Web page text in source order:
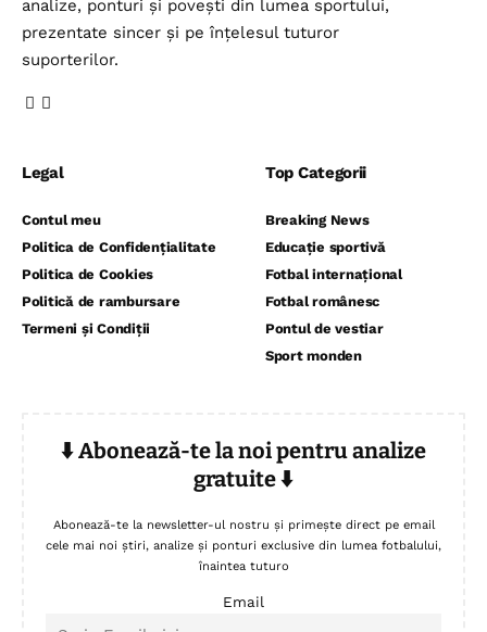
analize, ponturi și povești din lumea sportului,
prezentate sincer și pe înțelesul tuturor
suporterilor.
Legal
Contul meu
Politica de Confidențialitate
Politica de Cookies
Politică de rambursare
Termeni și Condiții
Top Categorii
Breaking News
Educație sportivă
Fotbal internațional
Fotbal românesc
Pontul de vestiar
Sport monden
⬇️ Abonează-te la noi pentru analize
gratuite ⬇️
Abonează-te la newsletter-ul nostru și primește direct pe email
cele mai noi știri, analize și ponturi exclusive din lumea fotbalului,
înaintea tuturo
Email